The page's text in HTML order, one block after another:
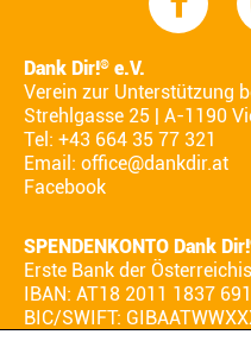
Dank Dir!® e.V.
Verein zur Unterstützung
Strehlgasse 25 | A-1190
Tel: +43 664 35 77 321
Email: office@dankdir.at
Facebook
SPENDENKONTO Dank Dir!
Erste Bank der
IBAN: AT18 2011 1837
BIC/SWIFT: